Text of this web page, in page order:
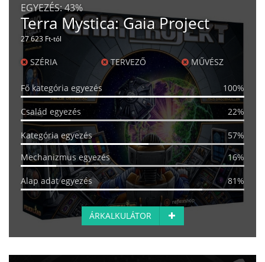
EGYEZÉS:43%
Terra Mystica: Gaia Project
27 623 Ft-tól
SZÉRIA TERVEZŐ MŰVÉSZ
Fő kategória egyezés 100%
Család egyezés 22%
Kategória egyezés
57%
Mechanizmus egyezés
16%
Alap adat egyezés 81%
ÁRKALKULÁTOR